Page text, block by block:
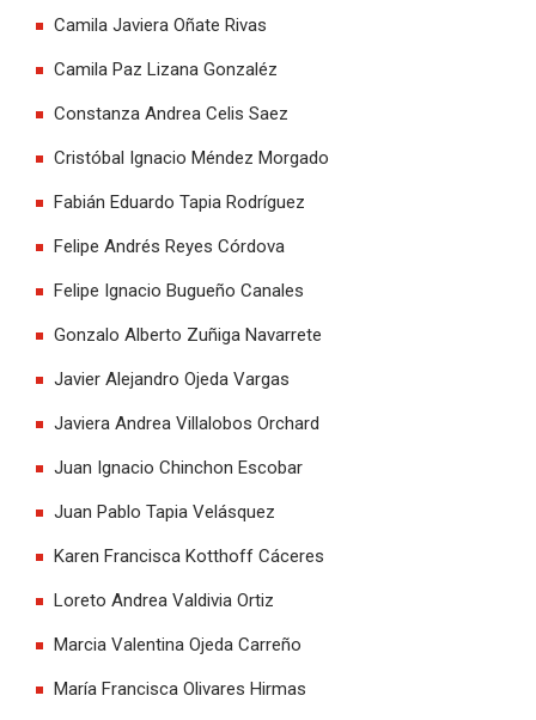
Camila Javiera Oñate Rivas
Camila Paz Lizana Gonzaléz
Constanza Andrea Celis Saez
Cristóbal Ignacio Méndez Morgado
Fabián Eduardo Tapia Rodríguez
Felipe Andrés Reyes Córdova
Felipe Ignacio Bugueño Canales
Gonzalo Alberto Zuñiga Navarrete
Javier Alejandro Ojeda Vargas
Javiera Andrea Villalobos Orchard
Juan Ignacio Chinchon Escobar
Juan Pablo Tapia Velásquez
Karen Francisca Kotthoff Cáceres
Loreto Andrea Valdivia Ortiz
Marcia Valentina Ojeda Carreño
María Francisca Olivares Hirmas